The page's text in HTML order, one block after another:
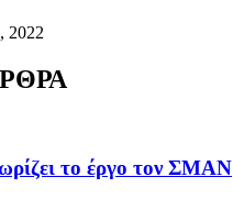
2022
το έργο τον ΣΜΑΝ